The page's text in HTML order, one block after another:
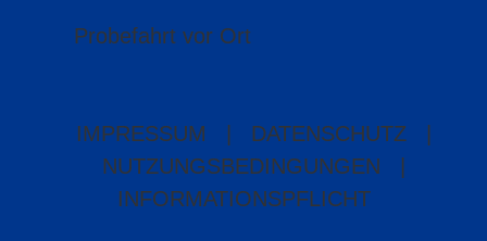
Probefahrt vor Ort
IMPRESSUM DATENSCHUTZ
NUTZUNGSBEDINGUNGEN
INFORMATIONSPFLICHT